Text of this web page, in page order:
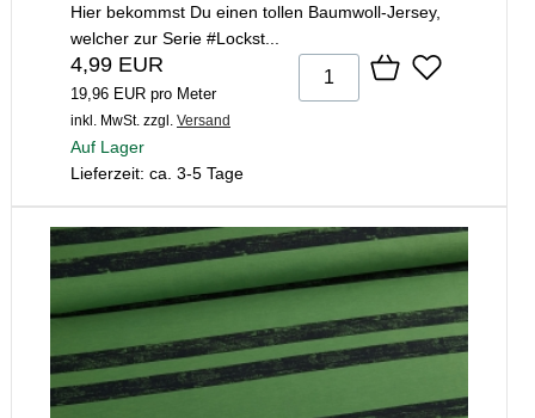
Hier bekommst Du einen tollen Baumwoll-Jersey,
welcher zur Serie #Lockst...
4,99 EUR
19,96 EUR pro Meter
inkl. MwSt. zzgl. Versand
Auf Lager
Lieferzeit: ca. 3-5 Tage